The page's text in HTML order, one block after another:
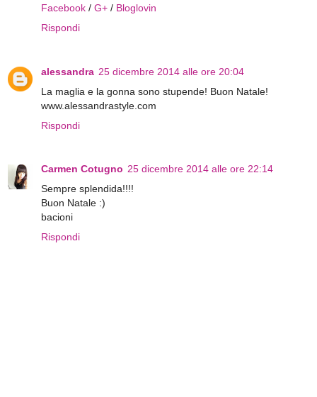
Facebook / G+ / Bloglovin
Rispondi
alessandra 25 dicembre 2014 alle ore 20:04
La maglia e la gonna sono stupende! Buon Natale!
www.alessandrastyle.com
Rispondi
Carmen Cotugno 25 dicembre 2014 alle ore 22:14
Sempre splendida!!!!
Buon Natale :)
bacioni
Rispondi